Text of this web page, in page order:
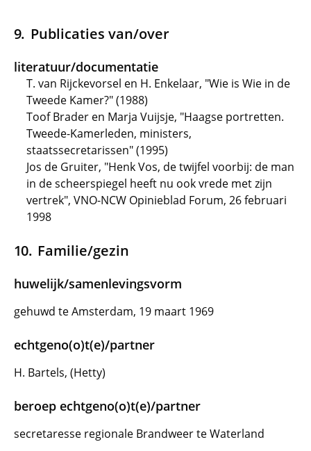
Publicaties van/over
literatuur/documentatie
T. van Rijckevorsel en H. Enkelaar, "Wie is Wie in de
Tweede Kamer?" (1988)
Toof Brader en Marja Vuijsje, "Haagse portretten.
Tweede-Kamerleden, ministers,
staatssecretarissen" (1995)
Jos de Gruiter, "Henk Vos, de twijfel voorbij: de man
in de scheerspiegel heeft nu ook vrede met zijn
vertrek", VNO-NCW Opinieblad Forum, 26 februari
1998
Familie/gezin
huwelijk/samenlevingsvorm
gehuwd te Amsterdam, 19 maart 1969
echtgeno(o)t(e)/partner
H. Bartels, (Hetty)
beroep echtgeno(o)t(e)/partner
secretaresse regionale Brandweer te Waterland